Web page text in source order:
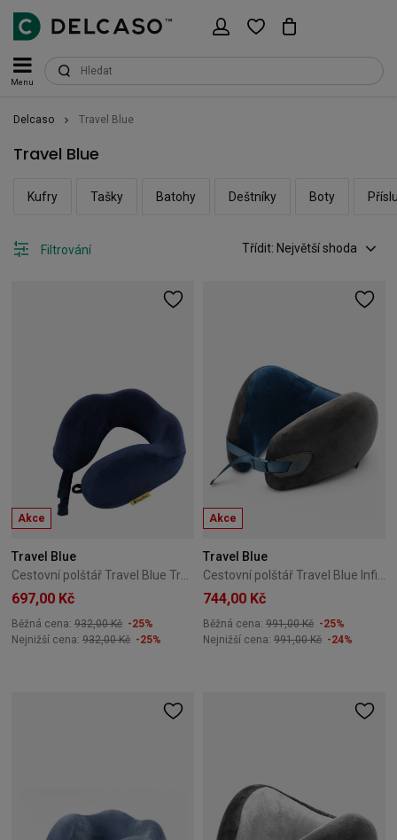
Menu
Delcaso Travel Blue
Travel Blue
Kufry Tašky Batohy Deštníky Boty
Třídit: Největší shoda
Filtrování
Akce
Travel Blue
697,00 Kč
Běžná cena: 932,00 Kč -25%
Nejnižší cena: 932,00 Kč -25%
Akce
Travel Blue
744,00 Kč
Běžná cena: 991,00 Kč -25%
Nejnižší cena: 991,00 Kč -24%